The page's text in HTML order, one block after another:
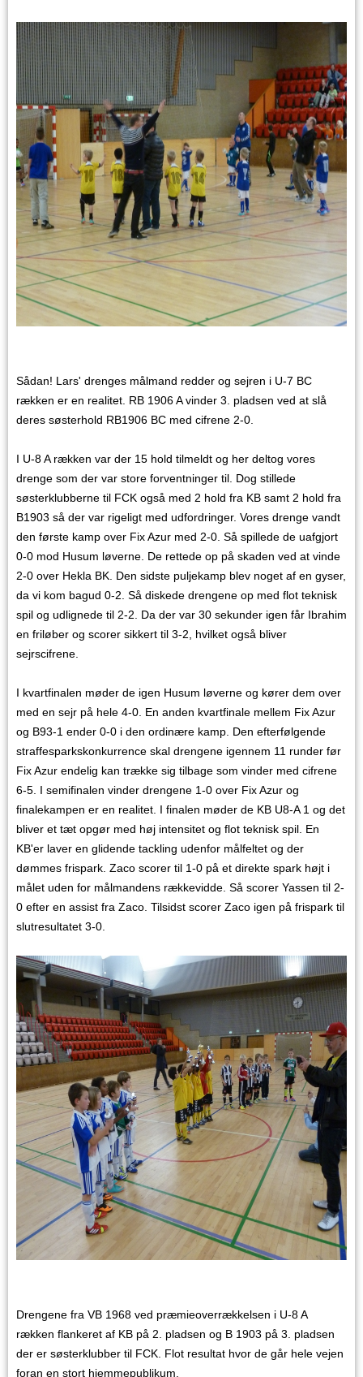
Sådan! Lars' drenges målmand redder og sejren i U-7 BC
rækken er en realitet. RB 1906 A vinder 3. pladsen ved at slå
deres søsterhold RB1906 BC med cifrene 2-0.
I U-8 A rækken var der 15 hold tilmeldt og her deltog vores
drenge som der var store forventninger til. Dog stillede
søsterklubberne til FCK også med 2 hold fra KB samt 2 hold fra
B1903 så der var rigeligt med udfordringer. Vores drenge vandt
den første kamp over Fix Azur med 2-0. Så spillede de uafgjort
0-0 mod Husum løverne. De rettede op på skaden ved at vinde
2-0 over Hekla BK. Den sidste puljekamp blev noget af en gyser,
da vi kom bagud 0-2. Så diskede drengene op med flot teknisk
spil og udlignede til 2-2. Da der var 30 sekunder igen får Ibrahim
en friløber og scorer sikkert til 3-2, hvilket også bliver
sejrscifrene.
I kvartfinalen møder de igen Husum løverne og kører dem over
med en sejr på hele 4-0. En anden kvartfinale mellem Fix Azur
og B93-1 ender 0-0 i den ordinære kamp. Den efterfølgende
straffesparkskonkurrence skal drengene igennem 11 runder før
Fix Azur endelig kan trække sig tilbage som vinder med cifrene
6-5. I semifinalen vinder drengene 1-0 over Fix Azur og
finalekampen er en realitet. I finalen møder de KB U8-A 1 og det
bliver et tæt opgør med høj intensitet og flot teknisk spil. En
KB'er laver en glidende tackling udenfor målfeltet og der
dømmes frispark. Zaco scorer til 1-0 på et direkte spark højt i
målet uden for målmandens rækkevidde. Så scorer Yassen til 2-
0 efter en assist fra Zaco. Tilsidst scorer Zaco igen på frispark til
slutresultatet 3-0.
Drengene fra VB 1968 ved præmieoverrækkelsen i U-8 A
rækken flankeret af KB på 2. pladsen og B 1903 på 3. pladsen
der er søsterklubber til FCK. Flot resultat hvor de går hele vejen
foran en stort hjemmepublikum.